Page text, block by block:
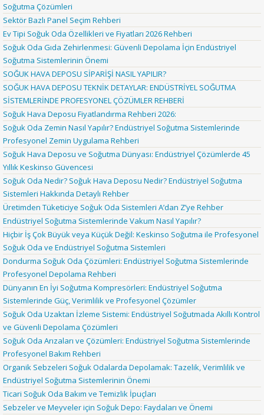
Soğutma Çözümleri
Sektör Bazlı Panel Seçim Rehberi
Ev Tipi Soğuk Oda Özellikleri ve Fiyatları 2026 Rehberi
Soğuk Oda Gıda Zehirlenmesi: Güvenli Depolama İçin Endüstriyel
Soğutma Sistemlerinin Önemi
SOĞUK HAVA DEPOSU SİPARİŞİ NASIL YAPILIR?
SOĞUK HAVA DEPOSU TEKNİK DETAYLAR: ENDÜSTRİYEL SOĞUTMA
SİSTEMLERİNDE PROFESYONEL ÇÖZÜMLER REHBERİ
Soğuk Hava Deposu Fiyatlandırma Rehberi 2026:
Soğuk Oda Zemin Nasıl Yapılır? Endüstriyel Soğutma Sistemlerinde
Profesyonel Zemin Uygulama Rehberi
Soğuk Hava Deposu ve Soğutma Dünyası: Endüstriyel Çözümlerde 45
Yıllık Keskinso Güvencesi
Soğuk Oda Nedir? Soğuk Hava Deposu Nedir? Endüstriyel Soğutma
Sistemleri Hakkında Detaylı Rehber
Üretimden Tüketiciye Soğuk Oda Sistemleri A’dan Z’ye Rehber
Endüstriyel Soğutma Sistemlerinde Vakum Nasıl Yapılır?
Hiçbir İş Çok Büyük veya Küçük Değil: Keskinso Soğutma ile Profesyonel
Soğuk Oda ve Endüstriyel Soğutma Sistemleri
Dondurma Soğuk Oda Çözümleri: Endüstriyel Soğutma Sistemlerinde
Profesyonel Depolama Rehberi
Dünyanın En İyi Soğutma Kompresörleri: Endüstriyel Soğutma
Sistemlerinde Güç, Verimlilik ve Profesyonel Çözümler
Soğuk Oda Uzaktan İzleme Sistemi: Endüstriyel Soğutmada Akıllı Kontrol
ve Güvenli Depolama Çözümleri
Soğuk Oda Arızaları ve Çözümleri: Endüstriyel Soğutma Sistemlerinde
Profesyonel Bakım Rehberi
Organik Sebzeleri Soğuk Odalarda Depolamak: Tazelik, Verimlilik ve
Endüstriyel Soğutma Sistemlerinin Önemi
Ticari Soğuk Oda Bakım ve Temizlik İpuçları
Sebzeler ve Meyveler için Soğuk Depo: Faydaları ve Önemi